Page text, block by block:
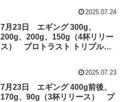
2025.07.24
7月23日 エギング 300g、
200g、200g、150g（4杯リリー
ス） プロトラスト トリプルス
2025.07.23
7月23日 エギング 400g前後、
170g、90g（3杯リリース） プ